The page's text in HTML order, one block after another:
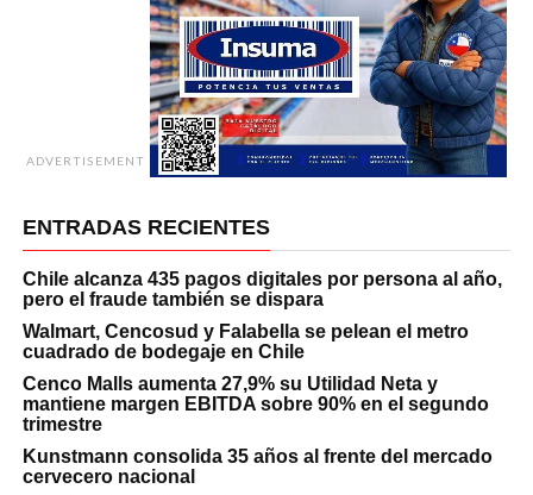
ADVERTISEMENT
ENTRADAS RECIENTES
Chile alcanza 435 pagos digitales por persona al año,
pero el fraude también se dispara
Walmart, Cencosud y Falabella se pelean el metro
cuadrado de bodegaje en Chile
Cenco Malls aumenta 27,9% su Utilidad Neta y
mantiene margen EBITDA sobre 90% en el segundo
trimestre
Kunstmann consolida 35 años al frente del mercado
cervecero nacional